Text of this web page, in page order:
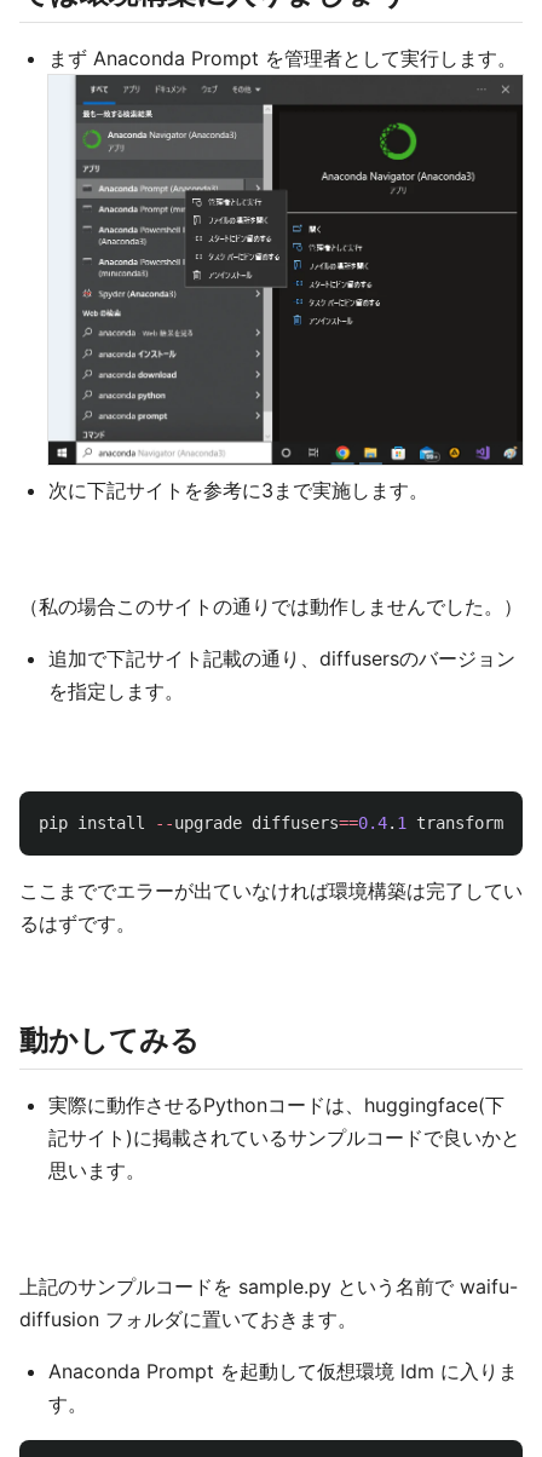
まず Anaconda Prompt を管理者として実行します。
次に下記サイトを参考に3まで実施します。
（私の場合このサイトの通りでは動作しませんでした。）
追加で下記サイト記載の通り、diffusersのバージョン
を指定します。
pip install --upgrade diffusers==0.4. 1 transformers
ここまででエラーが出ていなければ環境構築は完了してい
るはずです。
動かしてみる
実際に動作させるPythonコードは、huggingface(下
記サイト)に掲載されているサンプルコードで良いかと
思います。
上記のサンプルコードを sample.py という名前で waifu-
diffusion フォルダに置いておきます。
Anaconda Prompt を起動して仮想環境 ldm に入りま
す。